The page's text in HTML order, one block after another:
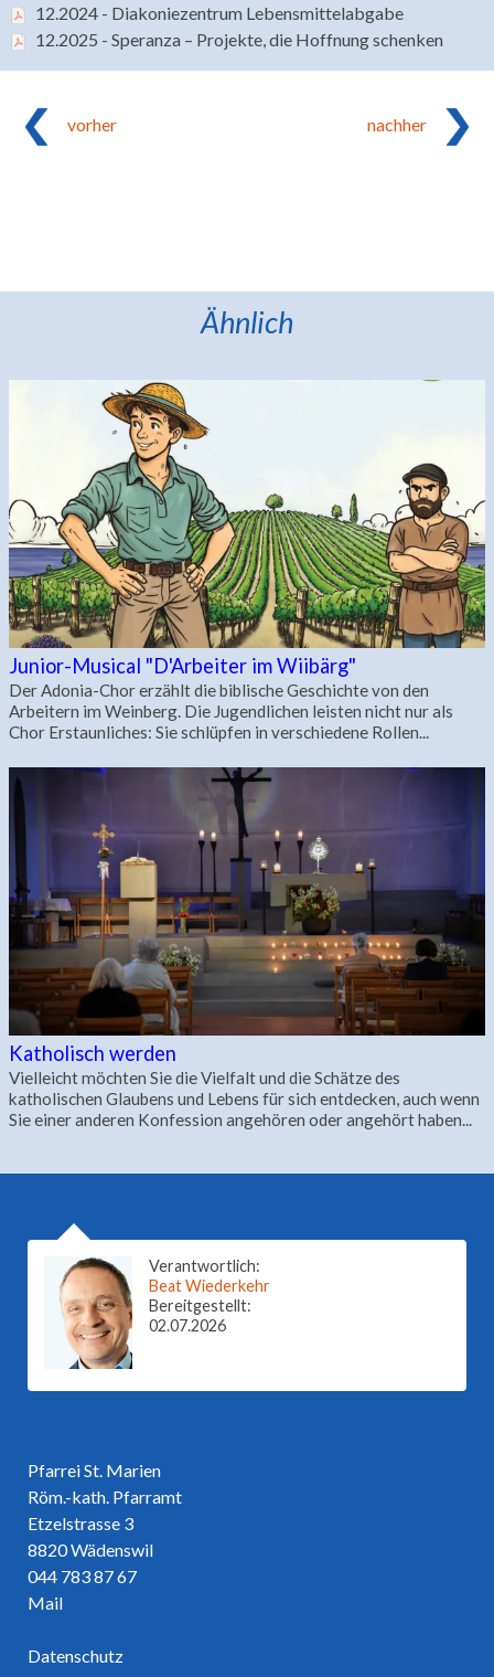
12.2024 - Diakoniezentrum Lebensmittelabgabe
12.2025 - Speranza – Projekte, die Hoffnung schenken
vorher nachher
Ähnlich
Junior-Musical "D'Arbeiter im Wiibärg"
Der Adonia-Chor erzählt die biblische Geschichte von den
Arbeitern im Weinberg. Die Jugendlichen leisten nicht nur als
Chor Erstaunliches: Sie schlüpfen in verschiedene Rollen...
Katholisch werden
Vielleicht möchten Sie die Vielfalt und die Schätze des
katholischen Glaubens und Lebens für sich entdecken, auch wenn
Sie einer anderen Konfession angehören oder angehört haben...
Pfarrei St. Marien
Röm.-kath. Pfarramt
Etzelstrasse 3
8820 Wädenswil
044 783 87 67
Mail
Datenschutz
Verantwortlich:
Beat Wiederkehr
Bereitgestellt:
02.07.2026